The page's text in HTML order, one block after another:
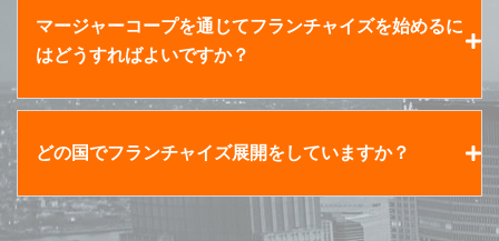
マージャーコープを通じてフランチャイズを始めるに
はどうすればよいですか？
どの国でフランチャイズ展開をしていますか？